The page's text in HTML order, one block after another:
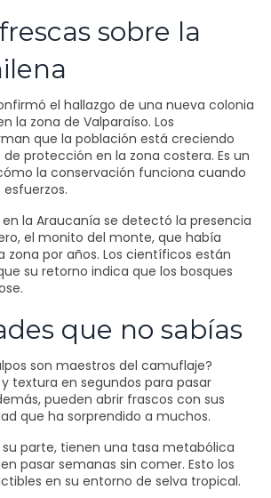
sobre la
el hallazgo de una nueva colonia
la zona de Valparaíso. Los
que la población está creciendo
protección en la zona costera. Es un
la conservación funciona cuando
la Araucanía se detectó la presencia
el monito del monte, que había
zona por años. Los científicos están
su retorno indica que los bosques
que no sabías
son maestros del camuflaje?
textura en segundos para pasar
pueden abrir frascos con sus
que ha sorprendido a muchos.
su parte, tienen una tasa metabólica
pasar semanas sin comer. Esto los
en su entorno de selva tropical.